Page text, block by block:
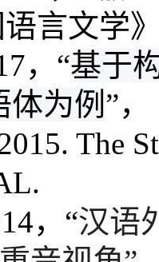
言文学
，“基于
体为例 ”
The
.
，“汉语